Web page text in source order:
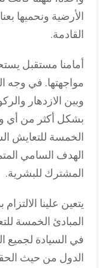
الأرضية ونحميها
القادمة.
أمامنا مستقبل
مواجهتها. في وجه
وبين الازدهار
بشكل أكثر من أي
الخمسة للتعايش
الهدف السامي
المشترك للبشرية.
يتعين علينا
المبادئ الخمسة
في السيادة لجميع
الدول من حيث